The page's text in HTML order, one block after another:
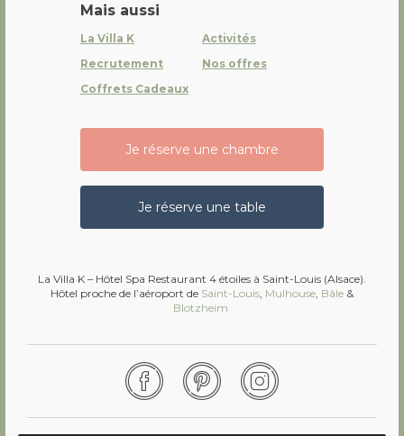
Mais aussi
La Villa K
Activités
Recrutement
Nos offres
Coffrets Cadeaux
Je réserve une chambre
Je réserve une table
La Villa K – Hôtel Spa Restaurant 4 étoiles à Saint-Louis (Alsace).
Hôtel proche de l’aéroport de Saint-Louis Mulhouse Bâle &
Blotzheim